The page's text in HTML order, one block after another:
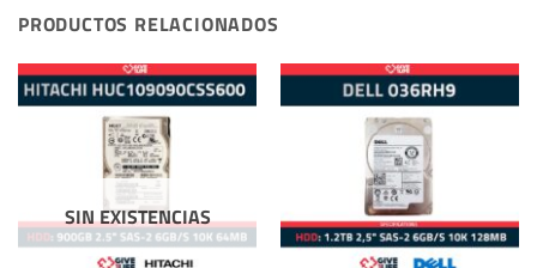
PRODUCTOS RELACIONADOS
SIN EXISTENCIAS